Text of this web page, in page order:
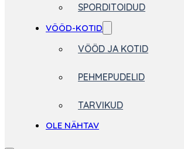
SPORDITOIDUD
VÖÖD-KOTID
VÖÖD JA KOTID
PEHMEPUDELID
TARVIKUD
OLE NÄHTAV